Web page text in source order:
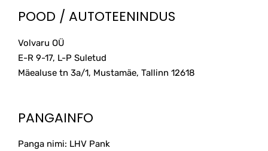
POOD / AUTOTEENINDUS
Volvaru OÜ
E-R 9-17, L-P Suletud
Mäealuse tn 3a/1, Mustamäe, Tallinn 12618
PANGAINFO
Panga nimi: LHV Pank